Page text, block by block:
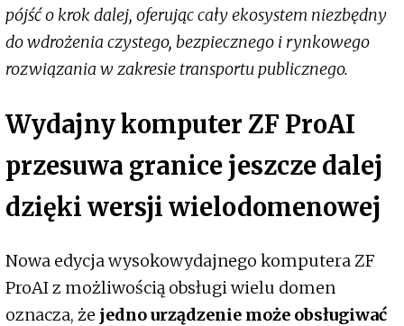
pójść o krok dalej, oferując cały ekosystem niezbędny
do wdrożenia czystego, bezpiecznego i rynkowego
rozwiązania w zakresie transportu publicznego.
Wydajny komputer ZF ProAI
przesuwa granice jeszcze dalej
dzięki wersji wielodomenowej
Nowa edycja wysokowydajnego komputera ZF
ProAI z możliwością obsługi wielu domen
oznacza, że jedno urządzenie może obsługiwać